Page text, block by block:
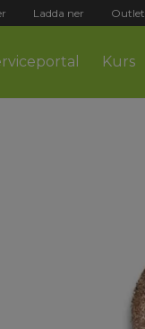
Ladda ner Outlet
Kurs